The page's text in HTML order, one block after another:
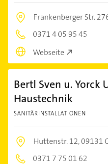
Frankenberger Str.
0371 4 05 95 45
Webseite
Bertl Sven u. Yorck
Haustechnik
SANITÄRINSTALLATIONEN
Huttenstr. 12,09131
0371 7 75 01 62